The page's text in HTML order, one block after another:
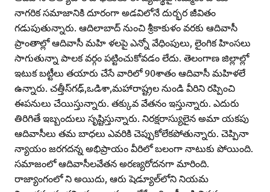
నాగరిక సమాజానికి దూరంగా అడవిలోనే దుర్భర జీవితం
గడుపుతున్నారు. ఆదిలాబాద్‌ నుంచి శ్రీకాకుళం వరకు ఆదివాసీ
ప్రాంతాల్లో ఆదివాసీ మహి ళలపై ఎన్నో వేధింపులు, లైంగిక హింసలు
సాగుతున్నా పాలక వర్గం పట్టించుకోవడం లేదు. తెలంగాణ జిల్లాల్లో
ఇటుక బట్టీలు తయారు చేసే వారిలో 90శాతం ఆదివాసీ మహిళలే
ఉన్నారు. చత్తీస్‌గఢ్‌,ఒడిశా,మహారాష్ట్రల నుండి వీరిని రప్పించి
ఈపనులు చేయిస్తున్నారు. తక్కువ వేతనం ఇస్తున్నారు. ఎదురు
తిరిగితే ఇబ్బందులు సృష్టిస్తున్నారు. నిరక్షరాస్యులైన అమా యకపు
ఆదివాసీలు తమ బాధలు ఎవరికి చెప్పుకోలేకపోతున్నారు. చెప్పినా
న్యాయం జరగదన్న అభిప్రాయం వీరిలో బలంగా నాటుకు పోయింది.
సమాజంలో ఆదివాసీలవేతన అరణ్యరోదనగా మారింది.
రాజ్యాంగంలో ని అయిదు, ఆరు షెడ్యూల్‌లోని నియమ